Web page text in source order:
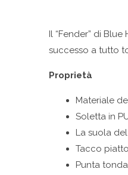
Il “Fender” di
successo a tutto
Proprietà
Materiale
Soletta in
La suola
Tacco piatto
Punta tonda